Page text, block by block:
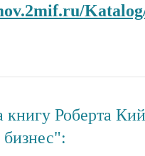
книгу Роберта
бизнес":